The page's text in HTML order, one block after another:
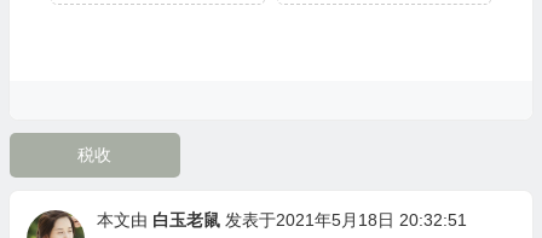
税收
本文由 白玉老鼠 发表于2021年5月18日 20:32:51